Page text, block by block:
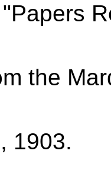
the
1903.